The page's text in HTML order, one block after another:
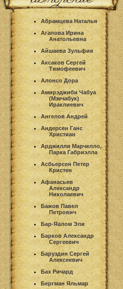
Абрамцева Наталья
Агапова Ирина
Анатольевна
Айшаева Зульфия
Аксаков Сергей
Тимофеевич
Алонсо Дора
Амирэджиби Чабуа
(Мзечабук)
Ираклиевич
Ангелов Андрей
Андерсен Ганс
Христиан
Арджилли Марчелло,
Парка Габриэлла
Асбьерсен Петер
Кристен
Афанасьев
Александр
Николаевич
Бажов Павел
Петрович
Бар-Яалом Эли
Барков Александр
Сергеевич
Баруздин Сергей
Алексеевич
Бах Ричард
Бергман Яльмар